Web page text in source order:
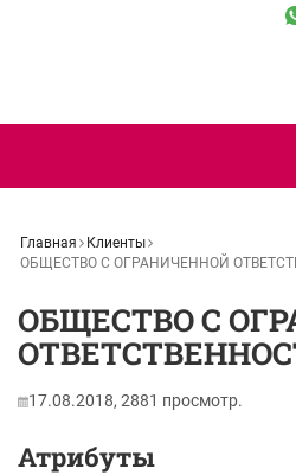
Главная
Клиенты
ОБЩЕСТВО С ОГРАНИЧЕННОЙ
ОБЩЕСТВО С
17.08.2018, 2881 просмотр.
Атрибуты